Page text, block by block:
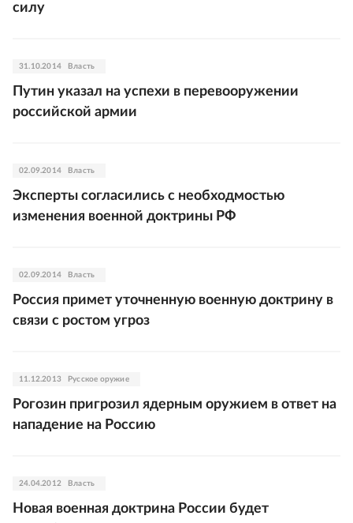
силу
31.10.2014 Власть
Путин указал на успехи в перевооружении
российской армии
02.09.2014 Власть
Эксперты согласились с необходмостью
изменения военной доктрины РФ
02.09.2014 Власть
Россия примет уточненную военную доктрину в
связи с ростом угроз
11.12.2013 Русское оружие
Рогозин пригрозил ядерным оружием в ответ на
нападение на Россию
24.04.2012 Власть
Новая военная доктрина России будет